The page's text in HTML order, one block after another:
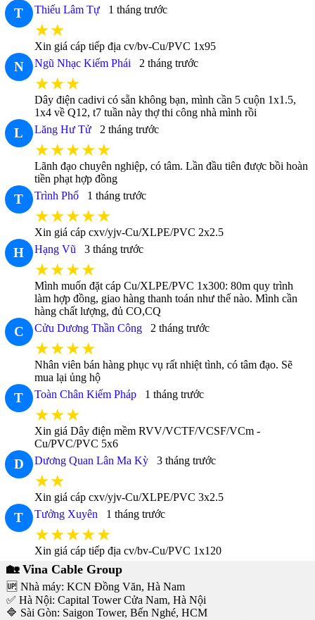
T Thiếu Lâm Tự 1 tháng trước
★★
Xin giá cáp tiếp địa cv/bv-Cu/PVC 1x95
N Ngũ Nhạc Kiếm Phái 2 tháng trước
★★★
Dây điện cadivi có sẵn không bạn, mình cần 5 cuộn 1x1.5,
1x4 về Q12, t7 tuần này thợ thi công nhà mình rồi
L Lăng Hư Tử 2 tháng trước
★★★★★
Lãnh đạo chuyên nghiệp, có tâm. Lần đầu tiên được bồi hoàn
tiền phạt hợp đồng
T Trình Phổ 1 tháng trước
★★★★★
Xin giá cáp cxv/yjv-Cu/XLPE/PVC 2x2.5
H Hạng Vũ 3 tháng trước
★★★★
Mình muốn đặt cáp Cu/XLPE/PVC 1x300: 80m quy trình
làm hợp đồng, giao hàng thanh toán như thế nào. Mình cần
hàng chất lượng, đủ CO,CQ
C Cửu Dương Thần Công 2 tháng trước
★★★★
Nhân viên bán hàng phục vụ rất nhiệt tình, có tâm đạo. Sẽ
mua lại ủng hộ
T Toàn Chân Kiếm Pháp 1 tháng trước
★★★
Xin giá Dây điện mềm RVV/VCTF/VCSF/VCm -
Cu/PVC/PVC 5x6
D Dương Quan Lân Ma Kỳ 3 tháng trước
★★
Xin giá cáp cxv/yjv-Cu/XLPE/PVC 3x2.5
T Tưởng Xuyên 1 tháng trước
★★★★★
Xin giá cáp tiếp địa cv/bv-Cu/PVC 1x120
🏡 Vina Cable Group
🆙 Nhà máy: KCN Đồng Văn, Hà Nam
✅ Hà Nội: Capital Tower Cửa Nam, Hà Nội
🔷 Sài Gòn: Saigon Tower, Bến Nghé, HCM